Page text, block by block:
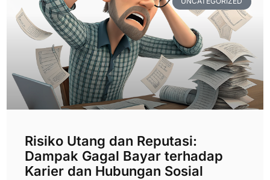
Risiko Utang dan Reputasi:
Dampak Gagal Bayar terhadap
Karier dan Hubungan Sosial